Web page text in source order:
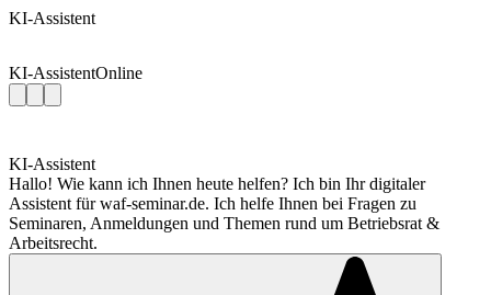
KI-Assistent
KI-AssistentOnline
KI-Assistent
Hallo! Wie kann ich Ihnen heute helfen? Ich bin Ihr digitaler
Assistent für waf-seminar.de. Ich helfe Ihnen bei Fragen zu
Seminaren, Anmeldungen und Themen rund um Betriebsrat &
Arbeitsrecht.